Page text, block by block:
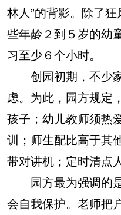
林人”的背影。除了
些年龄２到５岁的幼
习至少６个小时。
创园初期，不少
虑。为此，园方规定
孩子；幼儿教师须热
训；师生配比高于其
带对讲机；定时清点
园方最为强调的是
会自我保护。老师把